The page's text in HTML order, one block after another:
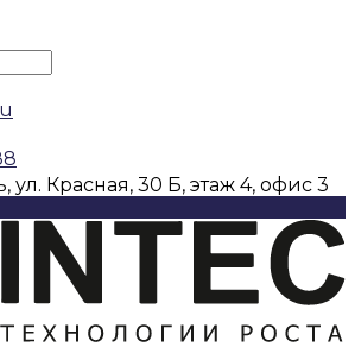
ул. Красная, 30 Б, этаж 4, офис 3